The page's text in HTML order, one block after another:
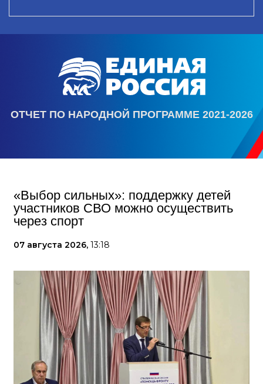
ОТЧЕТ ПО НАРОДНОЙ ПРОГРАММЕ 2021-2026
«Выбор сильных»: поддержку детей
участников СВО можно осуществить
через спорт
07 августа 2026, 13:18